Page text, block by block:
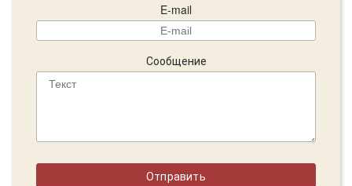
E-mail
Сообщение